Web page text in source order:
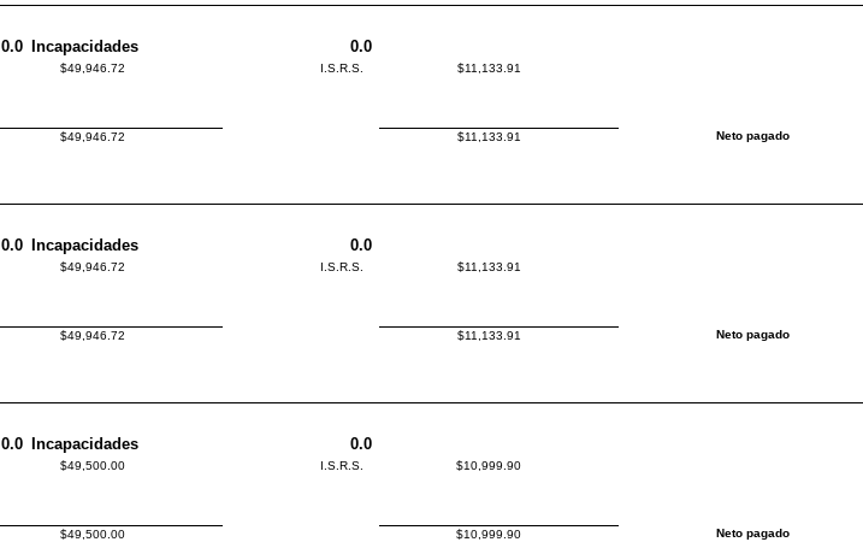
0.0 Incapacidades 0.0
$49,946.72 I.S.R.S. $11,133.91
$49,946.72 $11,133.91 Neto pagado
0.0 Incapacidades 0.0
$49,946.72 I.S.R.S. $11,133.91
$49,946.72 $11,133.91 Neto pagado
0.0 Incapacidades 0.0
$49,500.00 I.S.R.S. $10,999.90
$49,500.00 $10,999.90 Neto pagado